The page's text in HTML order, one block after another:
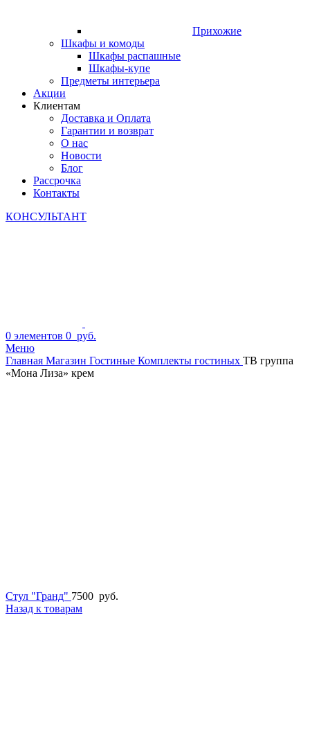
Прихожие
Шкафы и комоды
Шкафы распашные
Шкафы-купе
Предметы интерьера
Акции
Клиентам
Доставка и Оплата
Гарантии и возврат
О нас
Новости
Блог
Рассрочка
Контакты
КОНСУЛЬТАНТ
0 элементов 0 руб.
Меню
Главная Магазин Гостиные Комплекты гостиных ТВ группа
«Мона Лиза» крем
Стул "Гранд" 7500 руб.
Назад к товарам